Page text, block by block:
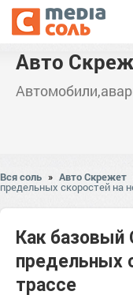
Авто
Вся соль » Авто Скрежет
предельных скоростей на
Как базовый
предельных
трассе